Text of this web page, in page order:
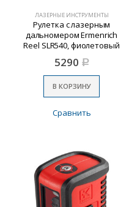
ЛАЗЕРНЫЕ ИНСТРУМЕНТЫ
Рулетка с лазерным
дальномером Ermenrich
Reel SLR540, фиолетовый
5290 Р
В КОРЗИНУ
Сравнить